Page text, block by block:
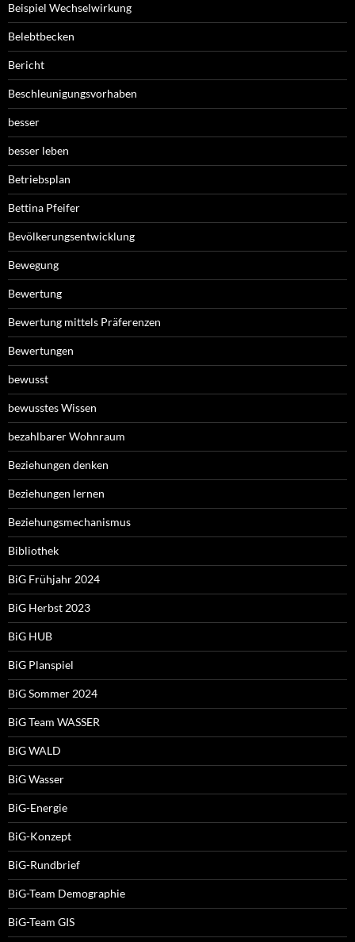
Beispiel Wechselwirkung
Belebtbecken
Bericht
Beschleunigungsvorhaben
besser
besser leben
Betriebsplan
Bettina Pfeifer
Bevölkerungsentwicklung
Bewegung
Bewertung
Bewertung mittels Präferenzen
Bewertungen
bewusst
bewusstes Wissen
bezahlbarer Wohnraum
Beziehungen denken
Beziehungen lernen
Beziehungsmechanismus
Bibliothek
BiG Frühjahr 2024
BiG Herbst 2023
BiG HUB
BiG Planspiel
BiG Sommer 2024
BiG Team WASSER
BiG WALD
BiG Wasser
BiG-Energie
BiG-Konzept
BiG-Rundbrief
BiG-Team Demographie
BiG-Team GIS